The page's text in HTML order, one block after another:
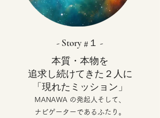
- Story #１ -
本質・本物を
追求し続けてきた２人に
​「現れたミッション」
MANAWA の発起人 そして、
ナビゲーターであるふたり。